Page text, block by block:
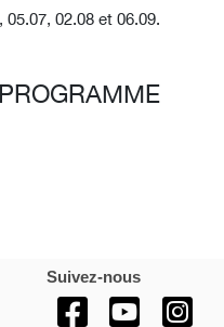
02.08 et 06.09.
Suivez-nous